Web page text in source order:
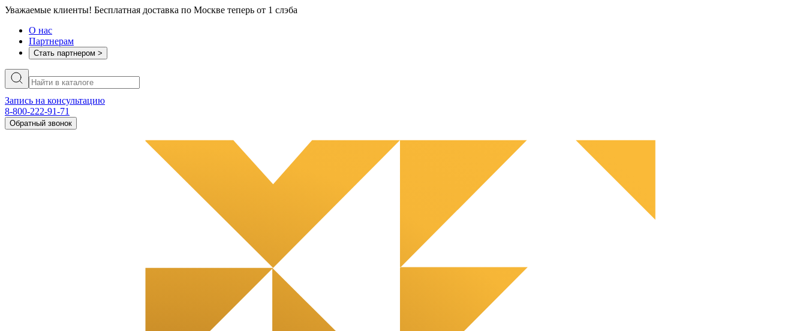
Уважаемые клиенты! Бесплатная доставка по Москве теперь от 1 слэба
О нас
Партнерам
Стать партнером >
Запись на консультацию
8-800-222-91-71
Обратный звонок